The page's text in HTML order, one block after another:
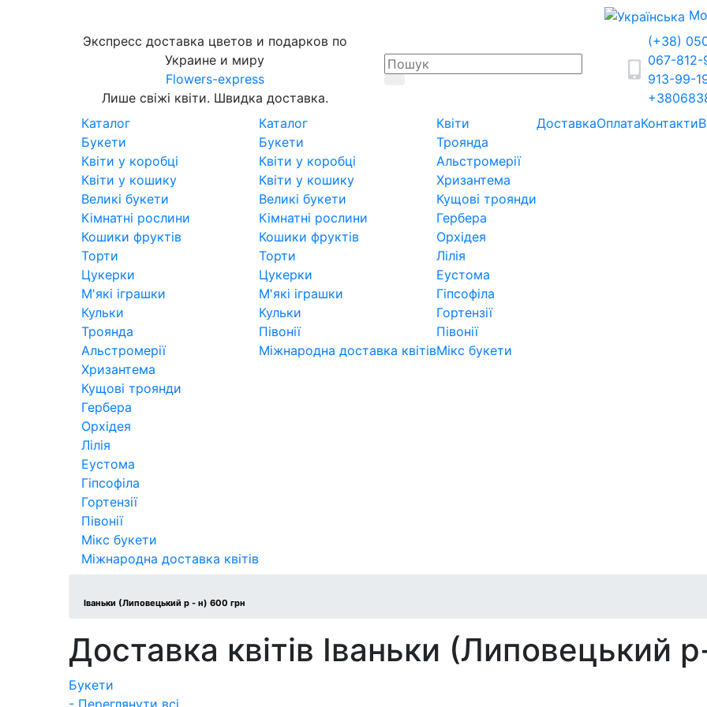
Экспресс доставка цветов и подарков по
Украине и миру
Flowers-express
Лише свіжі квіти. Швидка доставка.
(+38)
067-
913-99-
Каталог
Букети
Квіти у коробці
Квіти у кошику
Великі букети
Кімнатні рослини
Кошики фруктів
Торти
Цукерки
М'які іграшки
Кульки
Троянда
Альстромерії
Хризантема
Кущові троянди
Гербера
Орхідея
Лілія
Еустома
Гіпсофіла
Гортензії
Півонії
Мікс букети
Міжнародна доставка квітів
Каталог
Букети
Квіти у коробці
Квіти у кошику
Великі букети
Кімнатні рослини
Кошики фруктів
Торти
Цукерки
М'які іграшки
Кульки
Півонії
Міжнародна доставка квітів
Квіти
Троянда
Альстромерії
Хризантема
Кущові троянди
Гербера
Орхідея
Лілія
Еустома
Гіпсофіла
Гортензії
Півонії
Мікс букети
ДоставкаОплатаКонтакти
Іваньки (Липовецький р - н) 600 грн
Доставка квітів Іваньки (Липовецький
Букети
- Переглянути всі